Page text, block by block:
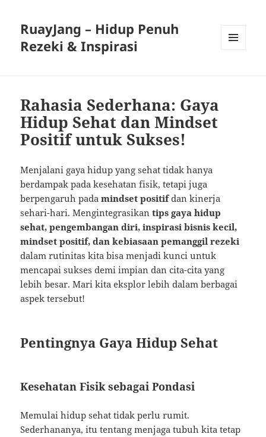
RuayJang – Hidup Penuh
Rezeki & Inspirasi
Rahasia Sederhana: Gaya
Hidup Sehat dan Mindset
Positif untuk Sukses!
Menjalani gaya hidup yang sehat tidak hanya
berdampak pada kesehatan fisik, tetapi juga
berpengaruh padamindset positifdan kinerja
sehari-hari. Mengintegrasikantips gaya hidup
sehat, pengembangan diri, inspirasi bisnis kecil,
mindset positif, dan kebiasaan pemanggil rezeki
dalam rutinitas kita bisa menjadi kunci untuk
mencapai sukses demi impian dan cita-cita yang
lebih besar. Mari kita eksplor lebih dalam berbagai
aspek tersebut!
Pentingnya Gaya Hidup Sehat
Kesehatan Fisik sebagai Pondasi
Memulai hidup sehat tidak perlu rumit.
Sederhananya, itu tentang menjaga tubuh kita tetap